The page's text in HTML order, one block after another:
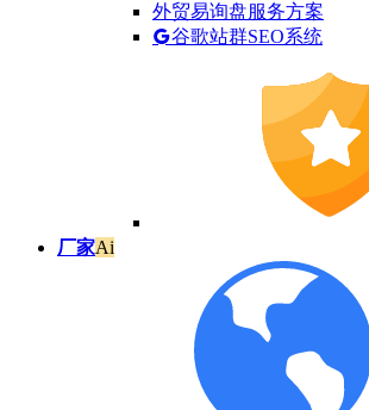
外贸易询盘服务方案
谷歌站群SEO系统
厂家Ai